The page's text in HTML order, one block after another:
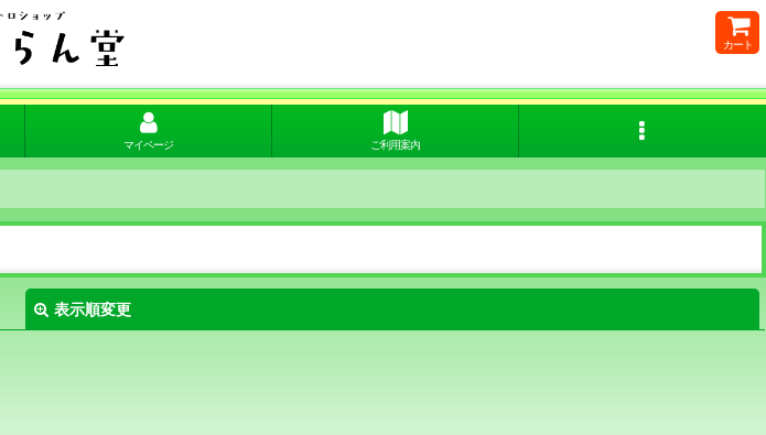
カート
マイページ ご利用案内
表示順変更